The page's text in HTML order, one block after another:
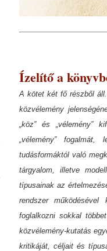
Ízelítő a
A kötet két fő részből
közvélemény
„köz” és „vélemény”
„vélemény”
tudásformáktól való
tárgyalom, illetve
típusainak az
rendszer
foglalkozni sokkal
közvélemény-kutatás
kritikáját, céljait és